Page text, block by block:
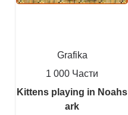
Grafika
1 000 Части
Kittens playing in Noahs
ark